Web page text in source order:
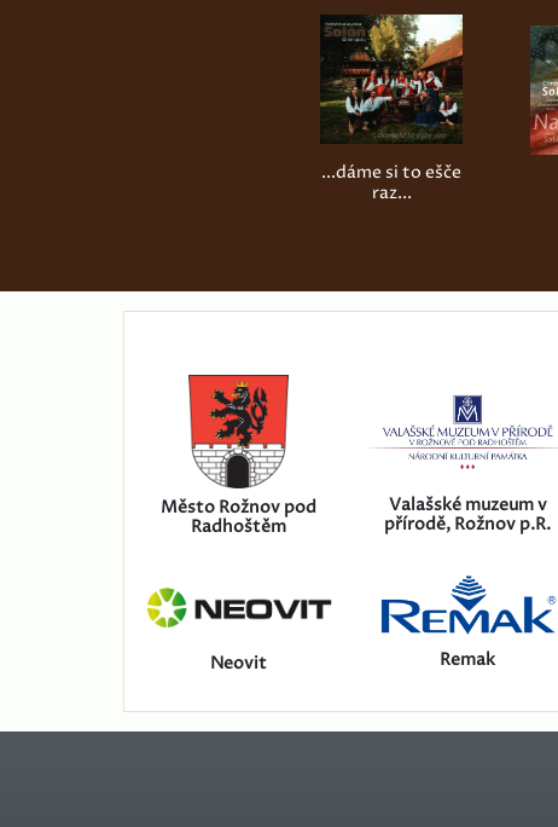
...dáme si to ešče
raz...
Město Rožnov pod
Radhoštěm
Valašské muzeum v
přírodě, Rožnov p.R.
Neovit Remak